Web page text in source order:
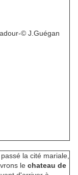
la cité mariale,
le chateau de